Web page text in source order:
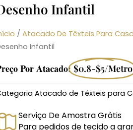
Infantil
/ Atacado De Têxteis Para Casa
Infantil
Por Atacado: $0.8-$5/metro
Atacado de Têxteis para
Serviço De Amostra Grátis
Para pedidos de tecido a